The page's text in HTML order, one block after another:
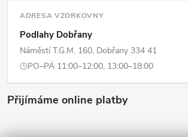
ADRESA VZORKOVNY
Podlahy Dobřany
Náměstí T.G.M. 160, Dobřany 334 41
PO–PÁ 11:00–12:00, 13:00–18:00
Přijímáme online platby